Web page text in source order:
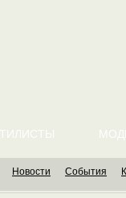
Новости События